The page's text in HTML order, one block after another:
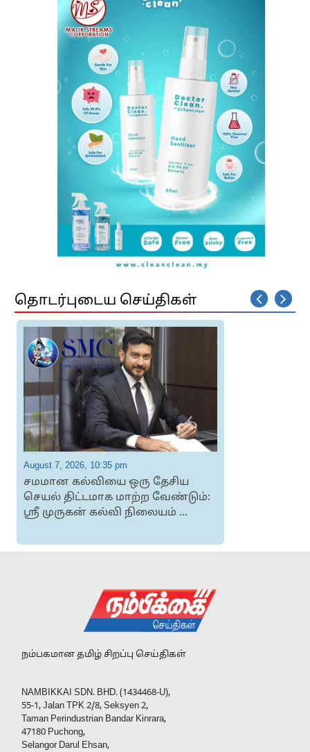
தொடர்புடைய செய்திகள்
August 7, 2026, 10:35 pm
சமமான கல்வியை ஒரு தேசிய
செயல் திட்டமாக மாற்ற வேண்டும்:
ஸ்ரீ முருகன் கல்வி நிலையம் ...
நம்பகமான தமிழ் சிறப்பு செய்திகள்
NAMBIKKAI SDN. BHD. (1434468-U),
55-1, Jalan TPK 2/8, Seksyen 2,
Taman Perindustrian Bandar Kinrara,
47180 Puchong,
Selangor Darul Ehsan,